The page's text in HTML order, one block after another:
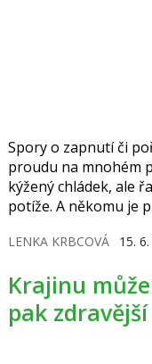
Spory o zapnutí či
proudu na mnohém
kýžený chládek, ale
potíže. A někomu je
LENKA KRBCOVÁ 15.
Krajinu můžeme ochladit, budeme
pak zdravější